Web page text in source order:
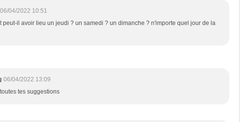
06/04/2022 10:51
peut-il avoir lieu un jeudi ? un samedi ? un dimanche ? n'importe quel jour de la
06/04/2022 13:09
tes suggestions